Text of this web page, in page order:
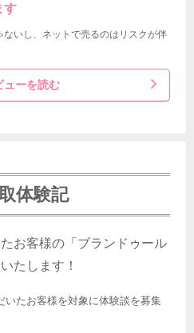
す
いし、ネットで売るのはリスクが伴
ューを読む
体験記
お客様の「ブランドゥール
たします！
たお客様を対象に体験談を募集